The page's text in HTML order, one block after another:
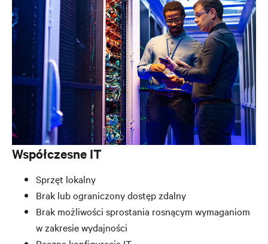
Współczesne IT
Sprzęt lokalny
Brak lub ograniczony dostęp zdalny
Brak możliwości sprostania rosnącym wymaganiom
w zakresie wydajności